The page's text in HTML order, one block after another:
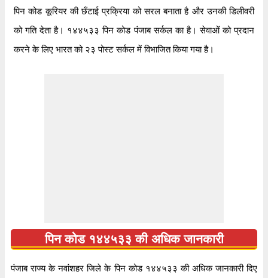
डाक घर रेल बी.ओ
पिन कोड १४४५३३
भुगतान नकद और चेक
तालुका बलाचौर
जिला नवांशहर
पिन कोड कूरियर की छँटाई प्रक्रिया को सरल बनाता है और उनकी डिलीवरी
को गति देता है। १४४५३३ पिन कोड पंजाब सर्कल का है। सेवाओं को प्रदान
करने के लिए भारत को २३ पोस्ट सर्कल में विभाजित किया गया है।
पिन कोड १४४५३३ की अधिक जानकारी
पंजाब राज्य के नवांशहर जिले के पिन कोड १४४५३३ की अधिक जानकारी दिए